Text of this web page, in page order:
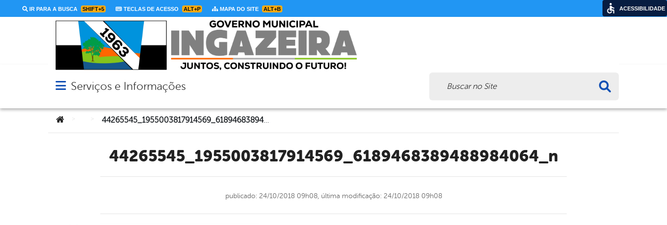
IR PARA A BUSCA SHIFT+5 TECLAS DE ACESSO ALT+P MAPA DO SITE ALT+B
Abrir menu principal de navegação
Serviços e Informações
Você está aqui: 44265545_1955003817914569_6189468389488984064_n
44265545_1955003817914569_6189468389488984064_n
publicado: 24/10/2018 09h08, última modificação: 24/10/2018 09h08
ACESSIBILIDADE